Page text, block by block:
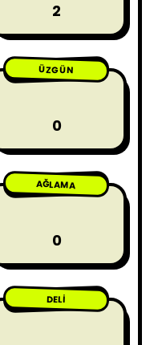
2
ÜZGÜN
0
AĞLAMA
0
DELI